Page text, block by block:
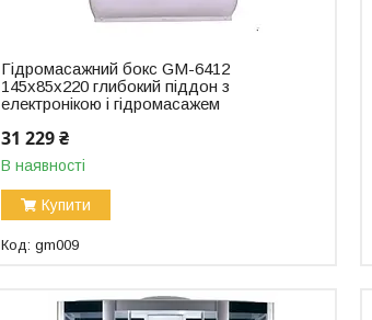
Гідромасажний бокс GM-6412
145x85x220 глибокий піддон з
електронікою і гідромасажем
31 229 ₴
В наявності
Купити
gm009